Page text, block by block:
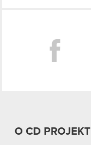
O CD PROJEKT